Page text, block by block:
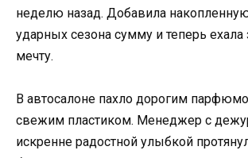
неделю назад. Добавила
ударных сезона сумму и теперь
мечту.
В автосалоне пахло дорогим
свежим пластиком. Менеджер с
искренне радостной улыбкой